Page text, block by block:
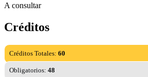
A consultar
Créditos
Créditos Totales: 60
Obligatorios: 48